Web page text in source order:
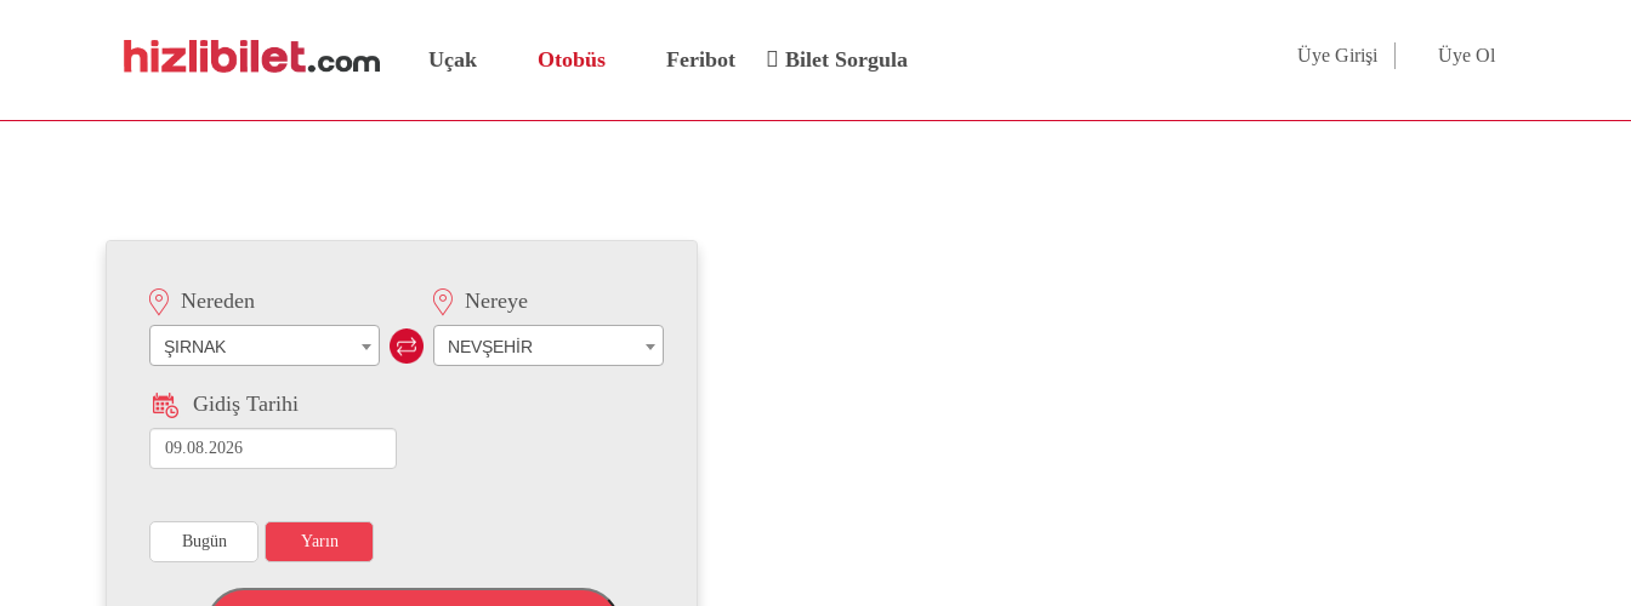
Uçak Otobüs Feribot Bilet Sorgula Üye Girişi Üye Ol
Nereden
ŞIRNAK
Nereye
NEVŞEHİR
Gidiş Tarihi
Bugün Yarın